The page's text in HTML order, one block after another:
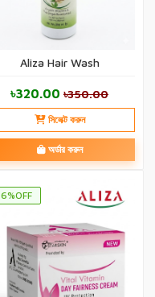
Aliza Hair Wash
৳320.00 ৳350.00
সিলেক্ট করুন
অর্ডার করুন
6%OFF